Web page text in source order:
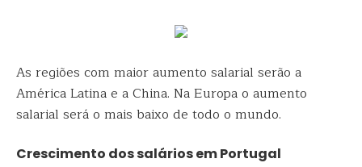
As regiões com maior aumento salarial serão a
América Latina e a China. Na Europa o aumento
salarial será o mais baixo de todo o mundo.
Crescimento dos salários em Portugal